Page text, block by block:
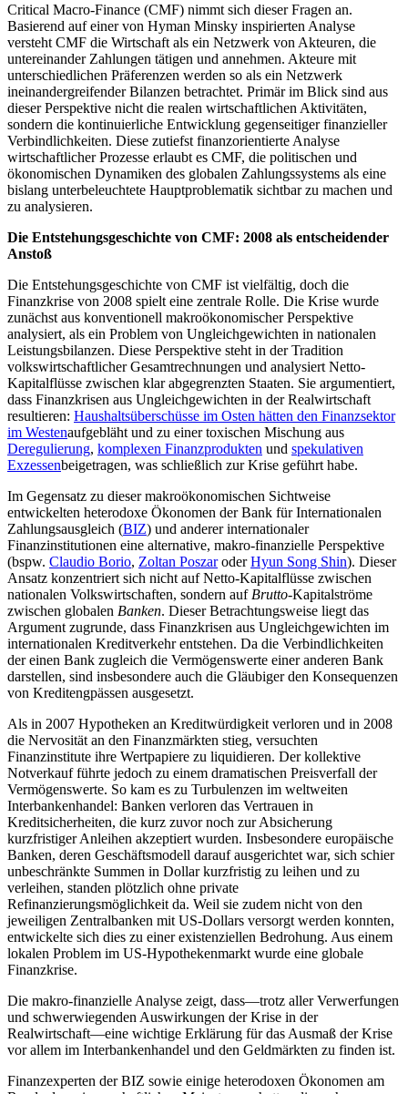
Critical Macro-Finance (CMF) nimmt sich dieser Fragen an.
Basierend auf einer von Hyman Minsky inspirierten Analyse
versteht CMF die Wirtschaft als ein Netzwerk von Akteuren, die
untereinander Zahlungen tätigen und annehmen. Akteure mit
unterschiedlichen Präferenzen werden so als ein Netzwerk
ineinandergreifender Bilanzen betrachtet. Primär im Blick sind aus
dieser Perspektive nicht die realen wirtschaftlichen Aktivitäten,
sondern die kontinuierliche Entwicklung gegenseitiger finanzieller
Verbindlichkeiten. Diese zutiefst finanzorientierte Analyse
wirtschaftlicher Prozesse erlaubt es CMF, die politischen und
ökonomischen Dynamiken des globalen Zahlungssystems als eine
bislang unterbeleuchtete Hauptproblematik sichtbar zu machen und
zu analysieren.
Die Entstehungsgeschichte von CMF: 2008 als entscheidender
Anstoß
Die Entstehungsgeschichte von CMF ist vielfältig, doch die
Finanzkrise von 2008 spielt eine zentrale Rolle. Die Krise wurde
zunächst aus konventionell makroökonomischer Perspektive
analysiert, als ein Problem von Ungleichgewichten in nationalen
Leistungsbilanzen. Diese Perspektive steht in der Tradition
volkswirtschaftlicher Gesamtrechnungen und analysiert Netto-
Kapitalflüsse zwischen klar abgegrenzten Staaten. Sie argumentiert,
dass Finanzkrisen aus Ungleichgewichten in der Realwirtschaft
resultieren: Haushaltsüberschüsse im Osten hätten den Finanzsektor
im Westenaufgebläht und zu einer toxischen Mischung aus
Deregulierung, komplexen Finanzprodukten und spekulativen
Exzessenbeigetragen, was schließlich zur Krise geführt habe.
Im Gegensatz zu dieser makroökonomischen Sichtweise
entwickelten heterodoxe Ökonomen der Bank für Internationalen
Zahlungsausgleich (BIZ) und anderer internationaler
Finanzinstitutionen eine alternative, makro-finanzielle Perspektive
(bspw. Claudio Borio, Zoltan PoszaroderHyun Song Shin). Dieser
Ansatz konzentriert sich nicht auf Netto-Kapitalflüsse zwischen
nationalen Volkswirtschaften, sondern auf Brutto-Kapitalströme
zwischen globalen Banken. Dieser Betrachtungsweise liegt das
Argument zugrunde, dass Finanzkrisen aus Ungleichgewichten im
internationalen Kreditverkehr entstehen. Da die Verbindlichkeiten
der einen Bank zugleich die Vermögenswerte einer anderen Bank
darstellen, sind insbesondere auch die Gläubiger den Konsequenzen
von Kreditengpässen ausgesetzt.
Als in 2007 Hypotheken an Kreditwürdigkeit verloren und in 2008
die Nervosität an den Finanzmärkten stieg, versuchten
Finanzinstitute ihre Wertpapiere zu liquidieren. Der kollektive
Notverkauf führte jedoch zu einem dramatischen Preisverfall der
Vermögenswerte. So kam es zu Turbulenzen im weltweiten
Interbankenhandel: Banken verloren das Vertrauen in
Kreditsicherheiten, die kurz zuvor noch zur Absicherung
kurzfristiger Anleihen akzeptiert wurden. Insbesondere europäische
Banken, deren Geschäftsmodell darauf ausgerichtet war, sich schier
unbeschränkte Summen in Dollar kurzfristig zu leihen und zu
verleihen, standen plötzlich ohne private
Refinanzierungsmöglichkeit da. Weil sie zudem nicht von den
jeweiligen Zentralbanken mit US-Dollars versorgt werden konnten,
entwickelte sich dies zu einer existenziellen Bedrohung. Aus einem
lokalen Problem im US-Hypothekenmarkt wurde eine globale
Finanzkrise.
Die makro-finanzielle Analyse zeigt, dass—trotz aller Verwerfungen
und schwerwiegenden Auswirkungen der Krise in der
Realwirtschaft—eine wichtige Erklärung für das Ausmaß der Krise
vor allem im Interbankenhandel und den Geldmärkten zu finden ist.
Finanzexperten der BIZ sowie einige heterodoxen Ökonomen am